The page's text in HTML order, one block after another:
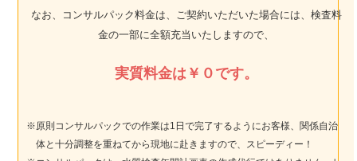
なお、コンサルパック料金は、ご契約いただいた場合には、検査料
金の一部に全額充当いたしますので、
実質料金は￥０です。
原則コンサルパックでの作業は1日で完了するようにお客様、関係自治
体と十分調整を重ねてから現地に赴きますので、スピーディー！